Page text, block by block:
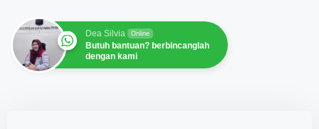
Dea Silvia Online
Butuh bantuan? berbincanglah
dengan kami